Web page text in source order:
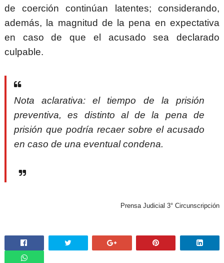
de coerción continúan latentes; considerando,
además, la magnitud de la pena en expectativa
en caso de que el acusado sea declarado
culpable.
Nota aclarativa: el tiempo de la prisión
preventiva, es distinto al de la pena de
prisión que podría recaer sobre el acusado
en caso de una eventual condena.
Prensa Judicial 3° Circunscripción